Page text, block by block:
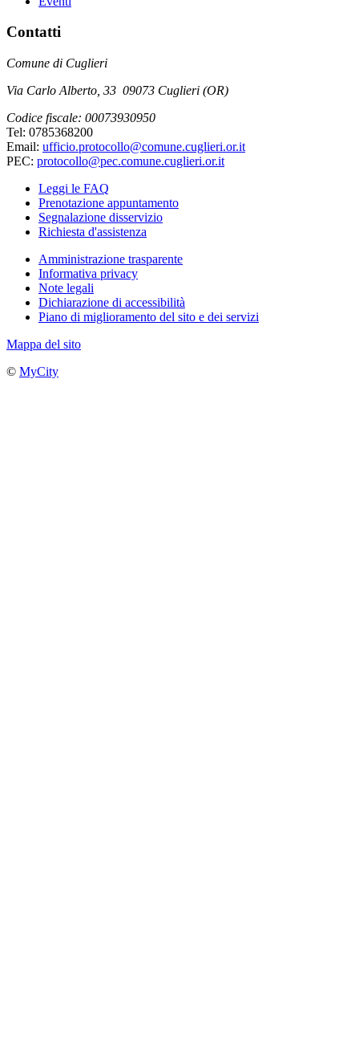
Contatti
Comune di Cuglieri
Via Carlo Alberto, 33 09073 Cuglieri (OR)
Codice fiscale: 00073930950
Tel: 0785368200
Email: ufficio.protocollo@comune.cuglieri.or.it
PEC: protocollo@pec.comune.cuglieri.or.it
Leggi le FAQ
Prenotazione appuntamento
Segnalazione disservizio
Richiesta d'assistenza
Amministrazione trasparente
Informativa privacy
Note legali
Dichiarazione di accessibilità
Piano di miglioramento del sito e dei servizi
Mappa del sito
© MyCity